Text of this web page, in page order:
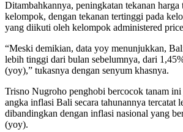
Ditambahkannya, peningkatan tekanan harga
kelompok, dengan tekanan tertinggi pada
yang diikuti oleh kelompok administered
“Meski demikian, data yoy menunjukkan,
lebih tinggi dari bulan sebelumnya, dari
(yoy),” tukasnya dengan senyum khasnya.
Trisno Nugroho penghobi bercocok tanam
angka inflasi Bali secara tahunannya tercatat
dibandingkan dengan inflasi nasional yang
(yoy).